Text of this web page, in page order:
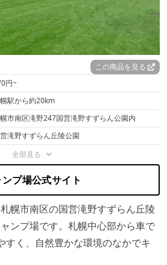
この商品を見る
円~
駅から約20km
市南区滝野247国営滝野すずらん公園内
滝野すずらん丘陵公園
全部見る
プ場公式サイト
幌市南区の国営滝野すずらん丘陵
ンプ場です。札幌中心部から車で
すく、自然豊かな環境のなかでキ